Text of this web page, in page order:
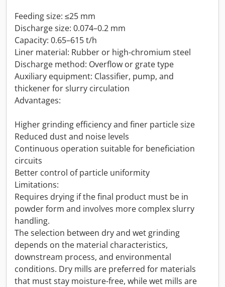
Feeding size: ≤25 mm
Discharge size: 0.074–0.2 mm
Capacity: 0.65–615 t/h
Liner material: Rubber or high-chromium steel
Discharge method: Overflow or grate type
Auxiliary equipment: Classifier, pump, and
thickener for slurry circulation
Advantages:
Higher grinding efficiency and finer particle size
Reduced dust and noise levels
Continuous operation suitable for beneficiation
circuits
Better control of particle uniformity
Limitations:
Requires drying if the final product must be in
powder form and involves more complex slurry
handling.
The selection between dry and wet grinding
depends on the material characteristics,
downstream process, and environmental
conditions. Dry mills are preferred for materials
that must stay moisture-free, while wet mills are